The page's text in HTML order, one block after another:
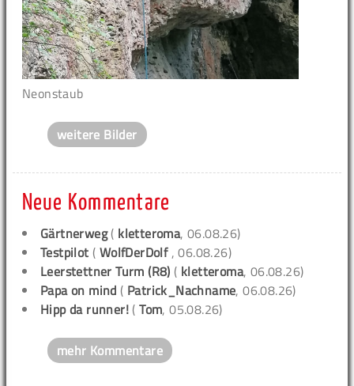
Neonstaub
weitere Bilder
Neue Kommentare
Gärtnerweg( kletteroma, 06.08.26)
Testpilot ( WolfDerDolf , 06.08.26)
Leerstettner Turm (R8) ( kletteroma, 06.08.26)
Papa on mind ( Patrick_Nachname, 06.08.26)
Hipp da runner! (Tom, 05.08.26)
mehr Kommentare